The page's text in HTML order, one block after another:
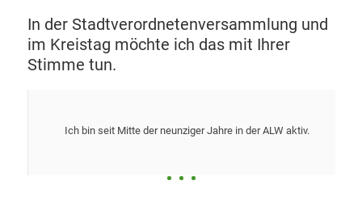
In der Stadtverordnetenversammlung und
im Kreistag möchte ich das mit Ihrer
Stimme tun.
Ich bin seit Mitte der neun­zi­ger Jah­re in der ALW aktiv.